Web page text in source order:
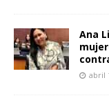
Ana
abril